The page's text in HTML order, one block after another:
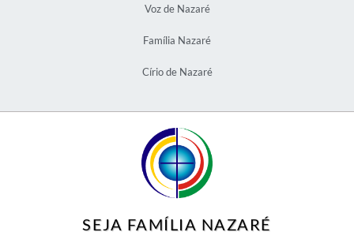
Voz de Nazaré
Família Nazaré
Círio de Nazaré
SEJA FAMÍLIA NAZARÉ